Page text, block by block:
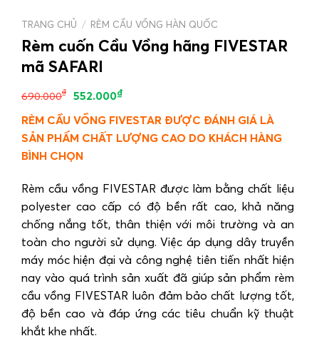
TRANG CHỦ / RÈM CẦU VỒNG HÀN QUỐC
Rèm cuốn Cầu Vồng hãng FIVESTAR
mã SAFARI
690.000₫ 552.000₫
RÈM CẦU VỒNG FIVESTAR ĐƯỢC ĐÁNH GIÁ LÀ
SẢN PHẨM CHẤT LƯỢNG CAO DO KHÁCH HÀNG
BÌNH CHỌN
Rèm cầu vồng FIVESTAR được làm bằng chất liệu
polyester cao cấp có độ bền rất cao, khả năng
chống nắng tốt, thân thiện với môi trường và an
toàn cho người sử dụng. Việc áp dụng dây truyền
máy móc hiện đại và công nghệ tiên tiến nhất hiện
nay vào quá trình sản xuất đã giúp sản phẩm rèm
cầu vồng FIVESTAR luôn đảm bảo chất lượng tốt,
độ bền cao và đáp ứng các tiêu chuẩn kỹ thuật
khắt khe nhất.